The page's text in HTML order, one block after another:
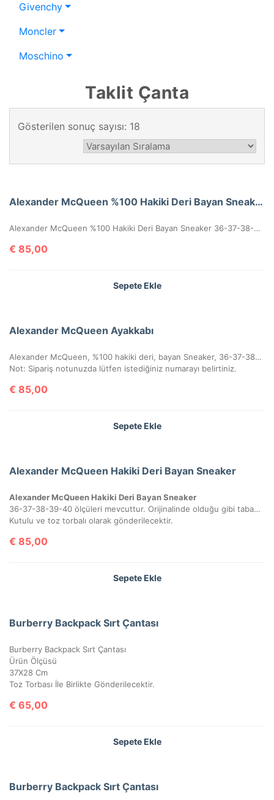
Givenchy
Moncler
Moschino
Taklit Çanta
Gösterilen sonuç sayısı: 18
Alexander McQueen %100 Hakiki Deri Bayan Sneaker
Alexander McQueen %100 Hakiki Deri Bayan Sneaker 36-37-38-39-40 Numaralar Mevcuttur.
€ 85,00
Sepete Ekle
Alexander McQueen Ayakkabı
Alexander McQueen, %100 hakiki deri, bayan Sneaker, 36-37-38-39-40 ölçülerinde pembe renk stoklara girmiştir.
Not: Sipariş notunuzda lütfen istediğiniz numarayı belirtiniz.
€ 85,00
Sepete Ekle
Alexander McQueen Hakiki Deri Bayan Sneaker
Alexander McQueen Hakiki Deri Bayan Sneaker
36-37-38-39-40 ölçüleri mevcuttur. Orijinalinde olduğu gibi tabanın sadece üst yarısı dikişlidir.
Kutulu ve toz torbalı olarak gönderilecektir.
€ 85,00
Sepete Ekle
Burberry Backpack Sırt Çantası
Burberry Backpack Sırt Çantası
Ürün Ölçüsü
37X28 Cm
Toz Torbası İle Birlikte Gönderilecektir.
€ 65,00
Sepete Ekle
Burberry Backpack Sırt Çantası